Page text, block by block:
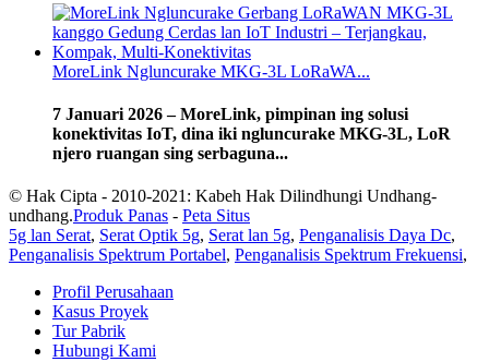
MoreLink Ngluncurake MKG-3L LoRaWA...
7 Januari 2026 – MoreLink, pimpinan ing solusi
konektivitas IoT, dina iki ngluncurake MKG-3L, LoR
njero ruangan sing serbaguna...
© Hak Cipta - 2010-2021: Kabeh Hak Dilindhungi Undhang-
undhang.Produk Panas - Peta Situs
5g lan Serat, Serat Optik 5g, Serat lan 5g, Penganalisis Daya Dc,
Penganalisis Spektrum Portabel, Penganalisis Spektrum Frekuensi,
Profil Perusahaan
Kasus Proyek
Tur Pabrik
Hubungi Kami